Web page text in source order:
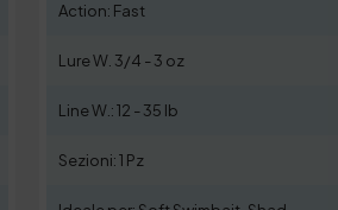
Action: Fast
Lure W. 3/4 - 3 oz
Line W.: 12 - 35 lb
Sezioni: 1 Pz